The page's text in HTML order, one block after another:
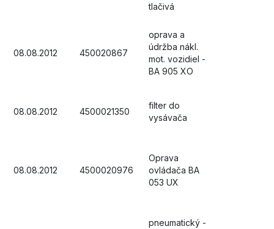
tlačivá
08.08.2012 450020867
oprava a
údržba nákl.
mot. vozidiel -
BA 905 XO
08.08.2012 4500021350
filter do
vysávača
08.08.2012 4500020976
Oprava
ovládača BA
053 UX
pneumatický -